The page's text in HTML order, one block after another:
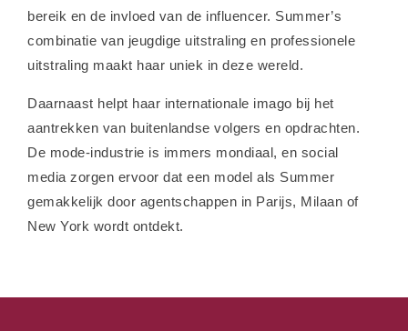
bereik en de invloed van de influencer. Summer’s
combinatie van jeugdige uitstraling en professionele
uitstraling maakt haar uniek in deze wereld.
Daarnaast helpt haar internationale imago bij het
aantrekken van buitenlandse volgers en opdrachten.
De mode-industrie is immers mondiaal, en social
media zorgen ervoor dat een model als Summer
gemakkelijk door agentschappen in Parijs, Milaan of
New York wordt ontdekt.